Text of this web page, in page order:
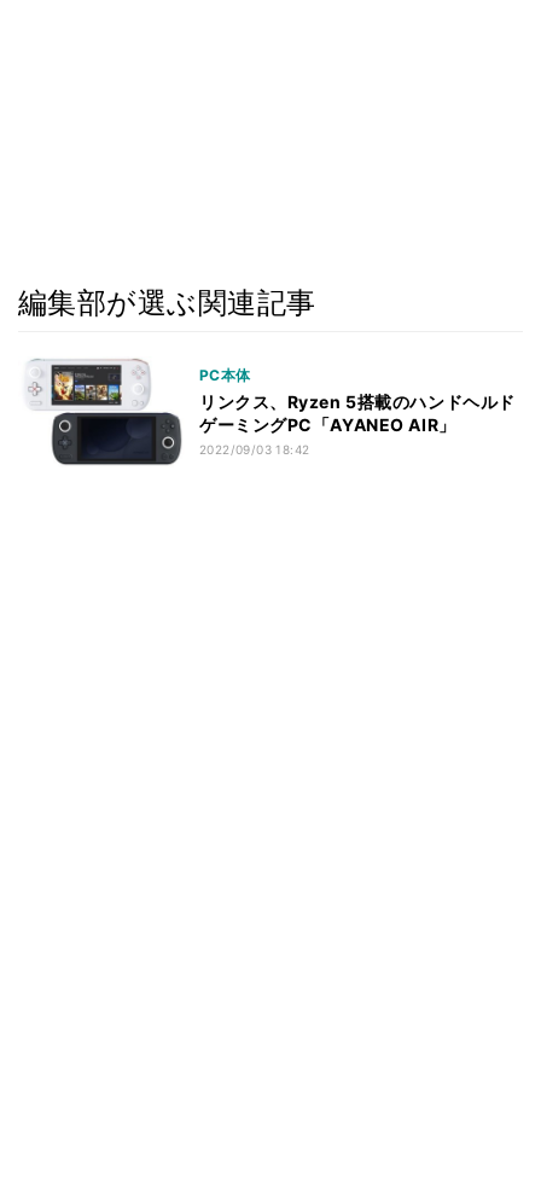
編集部が選ぶ関連記事
PC本体
リンクス、Ryzen 5搭載のハンドヘルド
ゲーミングPC「AYANEO AIR」
2022/09/03 18:42